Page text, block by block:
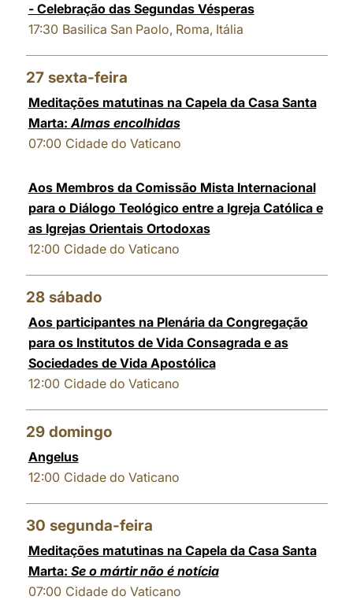
- Celebração das Segundas Vésperas
17:30 Basilica San Paolo, Roma, Itália
27 sexta-feira
Meditações matutinas na Capela da Casa Santa
Marta:Almas encolhidas
07:00 Cidade do Vaticano
Aos Membros da Comissão Mista Internacional
para o Diálogo Teológico entre a Igreja Católica e
as Igrejas Orientais Ortodoxas
12:00 Cidade do Vaticano
28 sábado
Aos participantes na Plenária da Congregação
para os Institutos de Vida Consagrada e as
Sociedades de Vida Apostólica
12:00 Cidade do Vaticano
29 domingo
Angelus
12:00 Cidade do Vaticano
30 segunda-feira
Meditações matutinas na Capela da Casa Santa
Marta: Se o mártir não é notícia
07:00 Cidade do Vaticano